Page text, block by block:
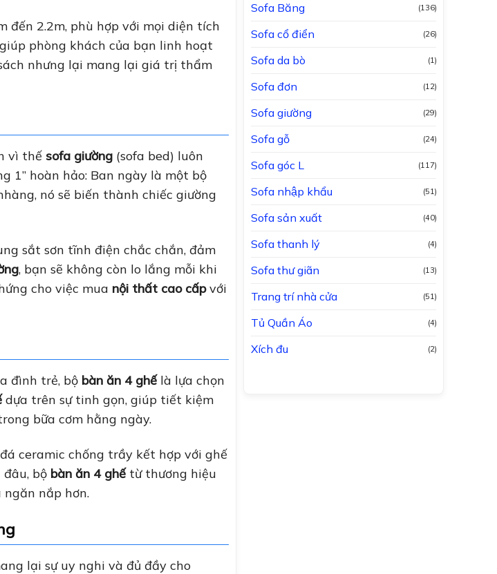
đến 2.2m, phù hợp với mọi diện tích
phòng khách của bạn linh hoạt
nhưng lại mang lại giá trị thẩm
vì thế sofa giường (sofa bed) luôn
1” hoàn hảo: Ban ngày là một bộ
nó sẽ biến thành chiếc giường
sắt sơn tĩnh điện chắc chắn, đảm
, bạn sẽ không còn lo lắng mỗi khi
cho việc mua nội thất cao cấpvới
đình trẻ, bộ bàn ăn 4 ghếlà lựa chọn
dựa trên sự tinh gọn, giúp tiết kiệm
bữa cơm hằng ngày.
ceramic chống trầy kết hợp với ghế
bộ bàn ăn 4 ghếtừ thương hiệu
nắp hơn.
lại sự uy nghi và đủ đầy cho
Sofa Băng (136)
Sofa cổ điển (26)
Sofa da bò (1)
Sofa đơn (12)
Sofa giường (29)
Sofa gỗ (24)
Sofa góc L (117)
Sofa nhập khẩu (51)
Sofa sản xuất (40)
Sofa thanh lý (4)
Sofa thư giãn (13)
Trang trí nhà cửa (51)
Tủ Quần Áo (4)
Xích đu (2)